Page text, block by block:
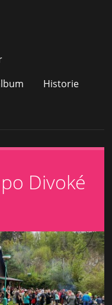
Historie
Divoké